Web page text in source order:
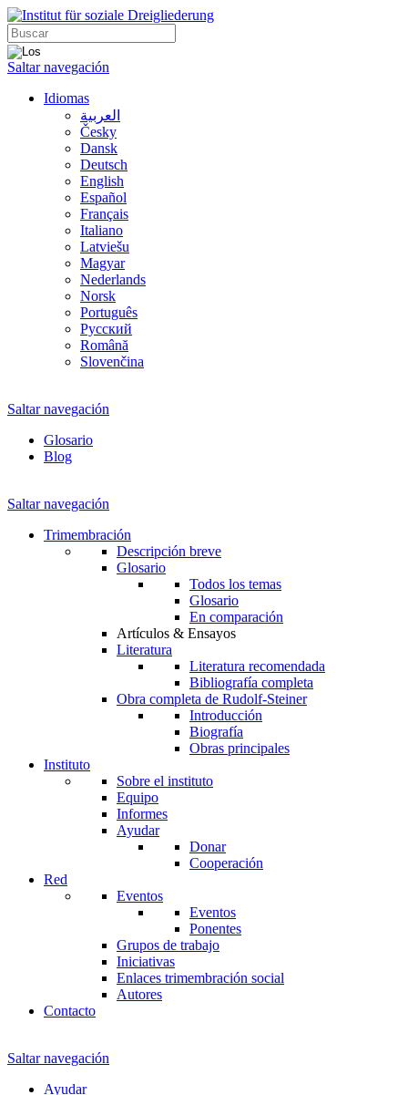
Saltar navegación
Idiomas
العربية
Česky
Dansk
Deutsch
English
Español
Français
Italiano
Latviešu
Magyar
Nederlands
Norsk
Português
Русский
Română
Slovenčina
Saltar navegación
Glosario
Blog
Saltar navegación
Trimembración
Descripción breve
Glosario
Todos los temas
Glosario
En comparación
Artículos & Ensayos
Literatura
Literatura recomendada
Bibliografía completa
Obra completa de Rudolf-Steiner
Introducción
Biografía
Obras principales
Instituto
Sobre el instituto
Equipo
Informes
Ayudar
Donar
Cooperación
Red
Eventos
Eventos
Ponentes
Grupos de trabajo
Iniciativas
Enlaces trimembración social
Autores
Contacto
Saltar navegación
Ayudar